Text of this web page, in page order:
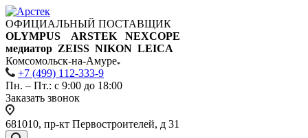
ОФИЦИАЛЬНЫЙ ПОСТАВЩИК
OLYMPUS ARSTEK NEXCOPE
медиатор ZEISS NIKON LEICA
Комсомольск-на-Амуре
+7 (499) 112-333-9
Пн. – Пт.: с 9:00 до 18:00
Заказать звонок
681010, пр-кт Первостроителей, д 31